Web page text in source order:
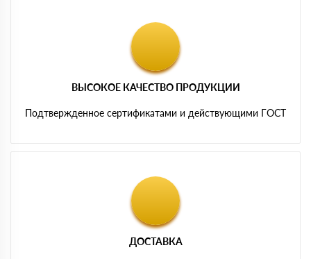
ВЫСОКОЕ КАЧЕСТВО ПРОДУКЦИИ
Подтвержденное сертификатами и действующими ГОСТ
ДОСТАВКА